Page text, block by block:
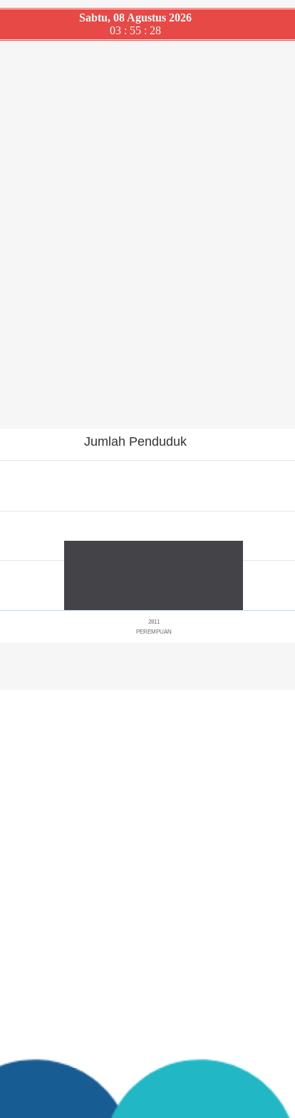
Sabtu, 08 Agustus 2026
03 : 55 : 29
Jumlah Penduduk
2811
PEREMPUAN